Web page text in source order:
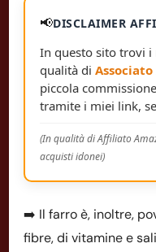
📢DISCLAIMER
In questo sito trovi i
qualità di Associato
piccola
tramite i miei link,
(In qualità di Affiliato
acquisti idonei)
➡️ Il farro è, inoltre,
fibre, di vitamine e